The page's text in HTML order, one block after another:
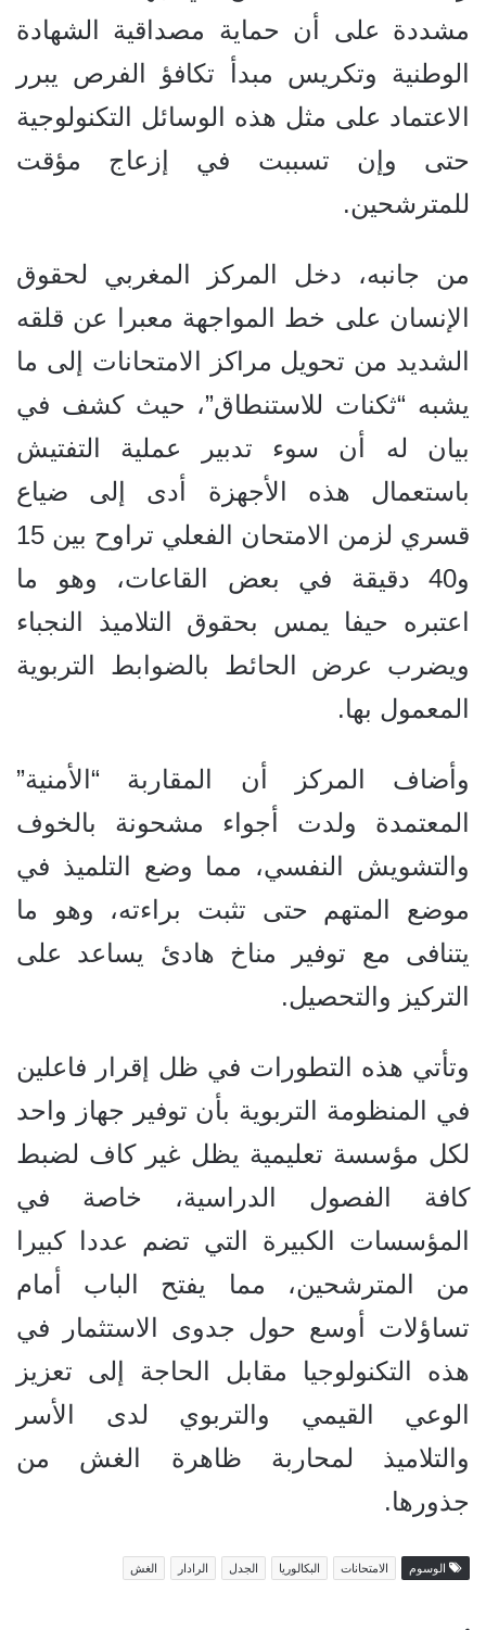
مشددة على أن حماية مصداقية الشهادة
الوطنية وتكريس مبدأ تكافؤ الفرص يبرر
الاعتماد على مثل هذه الوسائل التكنولوجية
حتى وإن تسببت في إزعاج مؤقت
للمترشحين.
من جانبه، دخل المركز المغربي لحقوق
الإنسان على خط المواجهة معبرا عن قلقه
الشديد من تحويل مراكز الامتحانات إلى ما
يشبه “ثكنات للاستنطاق”، حيث كشف في
بيان له أن سوء تدبير عملية التفتيش
باستعمال هذه الأجهزة أدى إلى ضياع
قسري لزمن الامتحان الفعلي تراوح بين 15
و40 دقيقة في بعض القاعات، وهو ما
اعتبره حيفا يمس بحقوق التلاميذ النجباء
ويضرب عرض الحائط بالضوابط التربوية
المعمول بها.
وأضاف المركز أن المقاربة “الأمنية”
المعتمدة ولدت أجواء مشحونة بالخوف
والتشويش النفسي، مما وضع التلميذ في
موضع المتهم حتى تثبت براءته، وهو ما
يتنافى مع توفير مناخ هادئ يساعد على
التركيز والتحصيل.
وتأتي هذه التطورات في ظل إقرار فاعلين
في المنظومة التربوية بأن توفير جهاز واحد
لكل مؤسسة تعليمية يظل غير كاف لضبط
كافة الفصول الدراسية، خاصة في
المؤسسات الكبيرة التي تضم عددا كبيرا
من المترشحين، مما يفتح الباب أمام
تساؤلات أوسع حول جدوى الاستثمار في
هذه التكنولوجيا مقابل الحاجة إلى تعزيز
الوعي القيمي والتربوي لدى الأسر
والتلاميذ لمحاربة ظاهرة الغش من
جذورها.
الوسوم الامتحانات البكالوريا الجدل الرادار الغش